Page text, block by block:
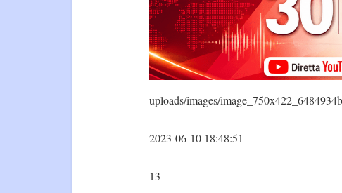
uploads/images/
2023-06-10 18:48:51
13